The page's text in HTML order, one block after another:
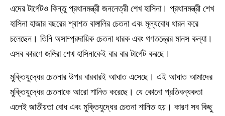
এদের টার্গেটও কিন্তু প্রধানমন্ত্রী জননেত্রী শেখ হাসিনা। প্রধানমন্ত্রী শেখ
হাসিনা হাজার বছরের শ্বাশত বাঙ্গালির চেতনা এবং মূল্যবোধ ধারন করে
চলেছেন। তিনি অসাম্প্রদায়িক চেতনা ধারক এবং গণতন্ত্রের মানস কন্যা।
এসব কারণে জঙ্গিরা শেখ হাসিনাকেই বার বার টার্গেট করছে।
মুক্তিযুদ্ধের চেতনার উপর বারবারই আঘাত এসেছে। এই আঘাত আমাদের
মুক্তিযুদ্ধের চেতনাকে আরো শানিত করেছে। যে কোনো প্রতিবন্ধকতা
এলেই জাতীয়তা বোধ এবং মুক্তিযুদ্ধের চেতনা শানিত হয়। কারণ সব কিছু